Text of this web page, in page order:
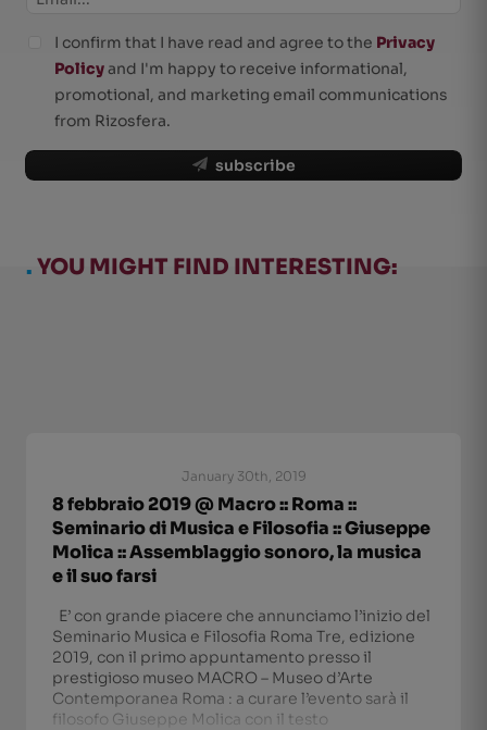
subscribe
I confirm that I have read and agree to the Privacy
Policyand I'm happy to receive informational,
promotional, and marketing email communications
from Rizosfera.
. YOU MIGHT FIND INTERESTING:
January 30th, 2019
8 febbraio 2019 @ Macro :: Roma ::
Seminario di Musica e Filosofia :: Giuseppe
Molica :: Assemblaggio sonoro, la musica
e il suo farsi
E’ con grande piacere che annunciamo l’inizio del
Seminario Musica e Filosofia Roma Tre, edizione
2019, con il primo appuntamento presso il
prestigioso museo MACRO – Museo d’Arte
Contemporanea Roma : a curare l’evento sarà il
filosofo Giuseppe Molica con il testo